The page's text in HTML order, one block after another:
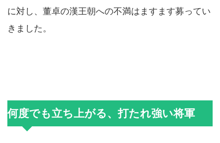
に対し、董卓の漢王朝への不満はますます募ってい
きました。
何度でも立ち上がる、打たれ強い将軍